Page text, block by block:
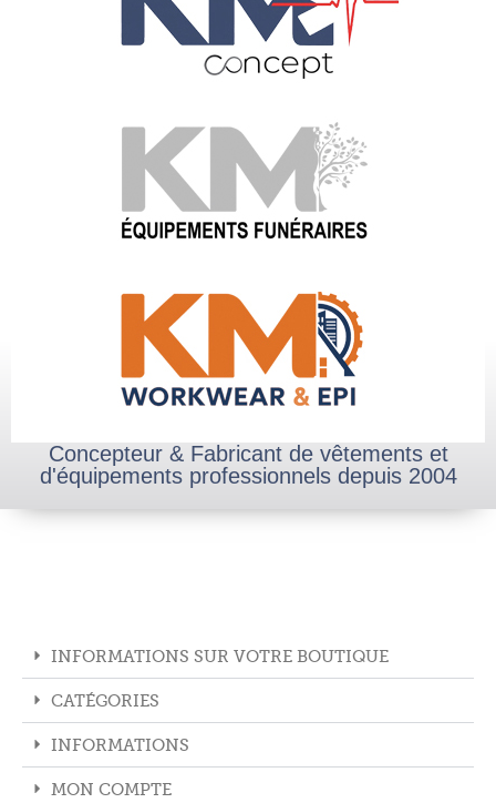
Concepteur & Fabricant de vêtements et
d'équipements professionnels depuis 2004
INFORMATIONS SUR VOTRE BOUTIQUE
CATÉGORIES
INFORMATIONS
MON COMPTE